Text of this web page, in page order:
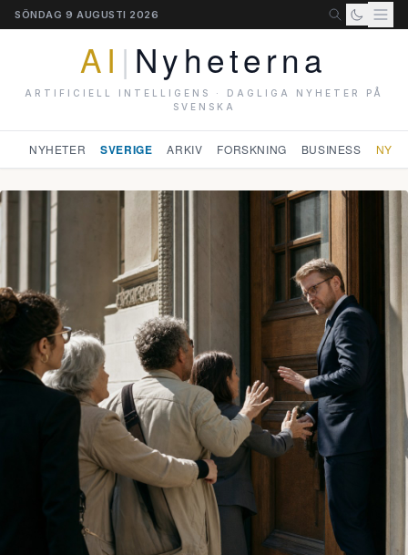
SÖNDAG 9 AUGUSTI 2026
AI | Nyheterna
ARTIFICIELL INTELLIGENS · DAGLIGA NYHETER PÅ
SVENSKA
NYHETER SVERIGE ARKIV FORSKNING BUSINESS